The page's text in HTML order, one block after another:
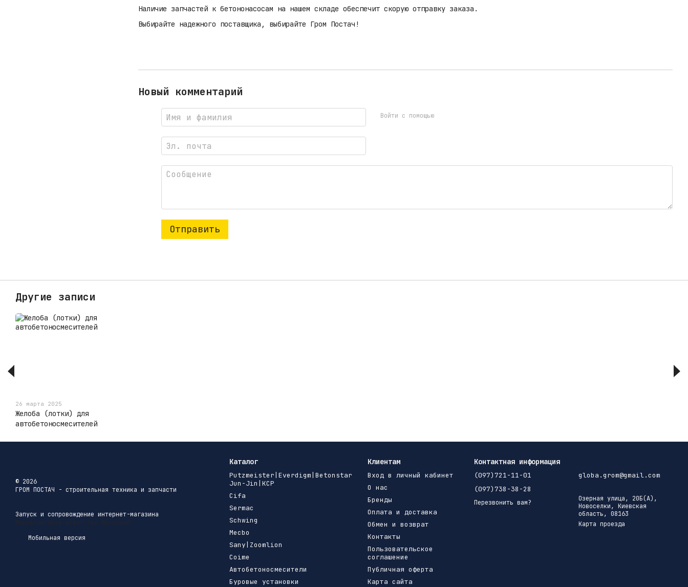
Наличие запчастей к бетононасосам на нашем складе обеспечит скорую отправку заказа.
Выбирайте надежного поставщика, выбирайте Гром Постач!
Новый комментарий
Войти с помощью
Отправить
Другие записи
26 марта 2025
Желоба (лотки) для
автобетоносмесителей
© 2026
ГРОМ ПОСТАЧ - строительная техника и запчасти
Запуск и сопровождение интернет-магазина
Маркетинговое агентство Меркурий
Мобильная версия
Каталог
Putzmeister|Everdigm|Betonstar
Jun-Jin|KCP
Cifa
Sermac
Schwing
Mecbo
Sany|Zoomlion
Coime
Автобетоносмесители
Буровые установки
Клиентам
Вход в личный кабинет
О нас
Бренды
Оплата и доставка
Обмен и возврат
Контакты
Пользовательское
соглашение
Публичная оферта
Карта сайта
Контактная информация
(097)721-11-01
(097)738-38-28
Перезвонить вам?
globa.grom@gmail.com
Озерная улица, 20Б(А),
Новоселки, Киевская
область, 08163
Карта проезда